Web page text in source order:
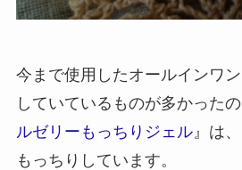
今まで使用したオールインワ
していているものが多かった
ルゼリーもっちりジェル』は
もっちりしています。